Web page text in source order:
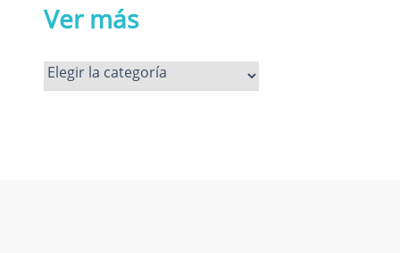
Ver más
Ver
más